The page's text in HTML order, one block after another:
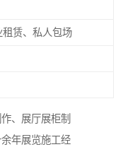
赁、私人包场
、展厅展柜制
年展览施工经